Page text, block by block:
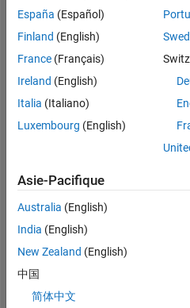
Please
login
to
endorse
this
in
a
España (Español)
Finland (English)
France (Français)
Ireland (English)
Italia (Italiano)
Luxembourg (English)
Asie-Pacifique
Australia (English)
India (English)
New Zealand (English)
中国
简体中文